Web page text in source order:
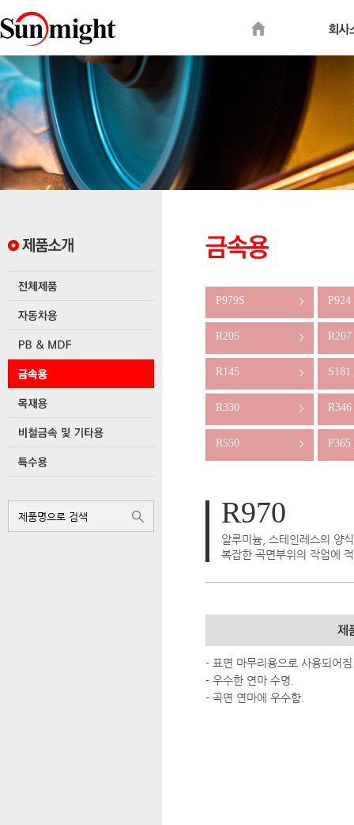
P979S > P924
R205 > R207
R145 > S181
R330 > R346
R550 > P365
R970
알루미늄, 스테인레스의 양
복잡한 곡면부위의 작업에
- 표면 마무리용으로 사용되어
- 우수한 연마 수명.
- 곡면 연마에 우수함.